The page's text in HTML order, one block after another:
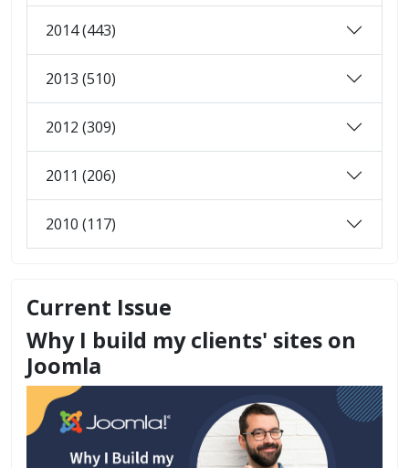
2014 (443)
2013 (510)
2012 (309)
2011 (206)
2010 (117)
Current Issue
Why I build my clients' sites on
Joomla